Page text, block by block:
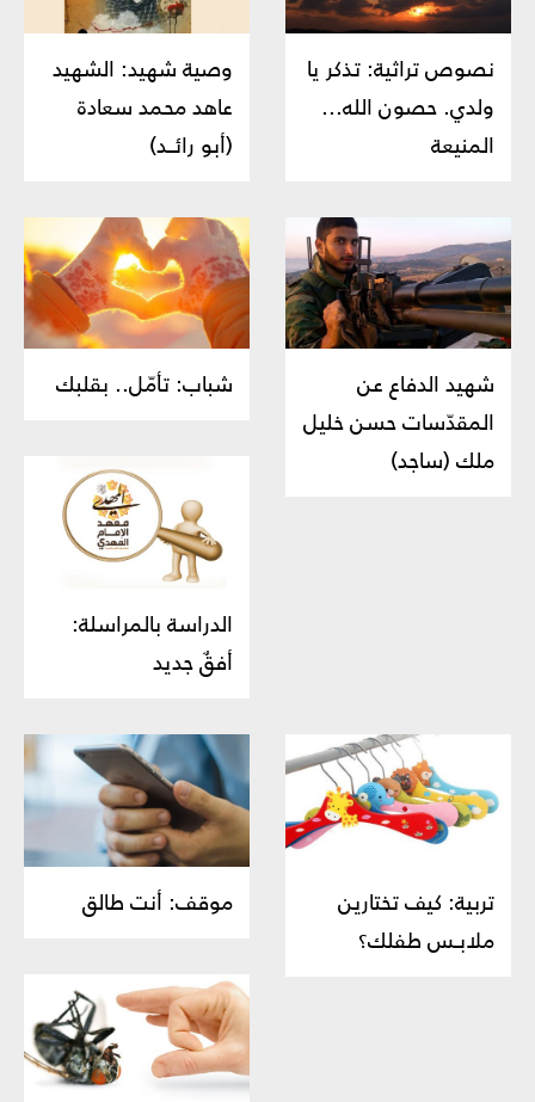
نصوص تراثية: تذكر يا
ولدي. حصون الله...
المنيعة
وصية شهيد: الشهيد
عاهد محمد سعادة
(أبو رائــد)
شهيد الدفاع عن
المقدّسات حسن خليل
ملك (ساجد)
شباب: تأمّل.. بقلبك
الدراسة بالمراسلة:
أفقٌ جديد
تربية: كيف تختارين
ملابـس طفلك؟
موقف: أنت طالق